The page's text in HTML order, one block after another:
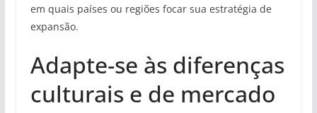
em quais países ou regiões focar sua estratégia de
expansão.
Adapte-se às diferenças
culturais e de mercado